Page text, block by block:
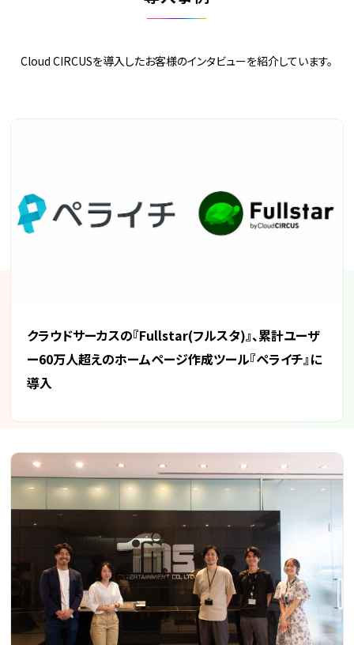
Cloud CIRCUSを導入したお客様のインタビューを紹介しています。
クラウドサーカスの『Fullstar(フルスタ)』、累計ユーザ
ー60万人超えのホームページ作成ツール『ペライチ』に
導入